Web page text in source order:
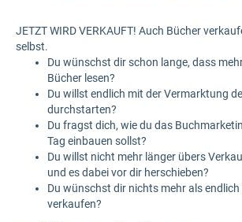
JETZT WIRD VERKAUFT! Auch Bücher
selbst.
Du wünschst dir schon lange, dass
Bücher lesen?
Du willst endlich mit der Vermarktung
durchstarten?
Du fragst dich, wie du das
Tag einbauen sollst?
Du willst nicht mehr länger übers
und es dabei vor dir herschieben?
Du wünschst dir nichts mehr als endlich
verkaufen?